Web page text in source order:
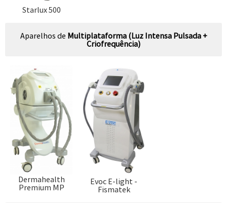
Starlux 500
Aparelhos de Multiplataforma (Luz Intensa Pulsada +
Criofrequência)
Dermahealth
Premium MP
Evoc E-light -
Fismatek